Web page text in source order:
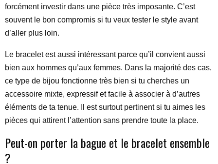
forcément investir dans une pièce très imposante. C’est
souvent le bon compromis si tu veux tester le style avant
d’aller plus loin.
Le bracelet est aussi intéressant parce qu’il convient aussi
bien aux hommes qu’aux femmes. Dans la majorité des cas,
ce type de bijou fonctionne très bien si tu cherches un
accessoire mixte, expressif et facile à associer à d’autres
éléments de ta tenue. Il est surtout pertinent si tu aimes les
pièces qui attirent l’attention sans prendre toute la place.
Peut-on porter la bague et le bracelet ensemble
?